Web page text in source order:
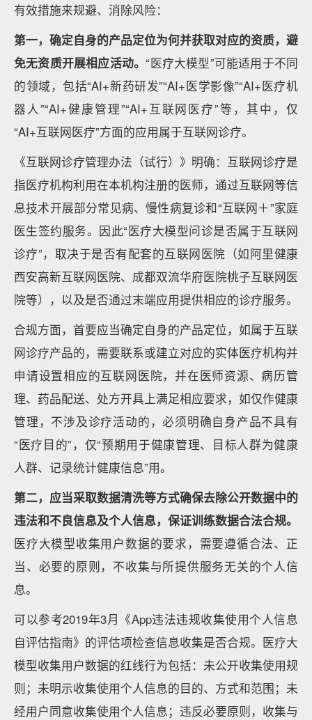
有效措施来规避、消除风险：
第一，确定自身的产品定位为何并获取对应的资质，避
免无资质开展相应活动。“医疗大模型”可能适用于不同
的领域，包括“AI+新药研发”“AI+医学影像”“AI+医疗机
器人”“AI+健康管理”“AI+互联网医疗”等，其中，仅
“AI+互联网医疗”方面的应用属于互联网诊疗。
《互联网诊疗管理办法（试行）》明确：互联网诊疗是
指医疗机构利用在本机构注册的医师，通过互联网等信
息技术开展部分常见病、慢性病复诊和“互联网＋”家庭
医生签约服务。因此“医疗大模型问诊是否属于互联网
诊疗”，取决于是否有配套的互联网医院（如阿里健康
西安高新互联网医院、成都双流华府医院桃子互联网医
院等），以及是否通过末端应用提供相应的诊疗服务。
合规方面，首要应当确定自身的产品定位，如属于互联
网诊疗产品的，需要联系或建立对应的实体医疗机构并
申请设置相应的互联网医院，并在医师资源、病历管
理、药品配送、处方开具上满足相应要求，如仅作健康
管理，不涉及诊疗活动的，必须明确自身产品不具有
“医疗目的”，仅“预期用于健康管理、目标人群为健康
人群、记录统计健康信息”用。
第二，应当采取数据清洗等方式确保去除公开数据中的
违法和不良信息及个人信息，保证训练数据合法合规。
医疗大模型收集用户数据的要求，需要遵循合法、正
当、必要的原则，不收集与所提供服务无关的个人信
息。
可以参考2019年3月《App违法违规收集使用个人信息
自评估指南》的评估项检查信息收集是否合规。医疗大
模型收集用户数据的红线行为包括：未公开收集使用规
则；未明示收集使用个人信息的目的、方式和范围；未
经用户同意收集使用个人信息；违反必要原则，收集与